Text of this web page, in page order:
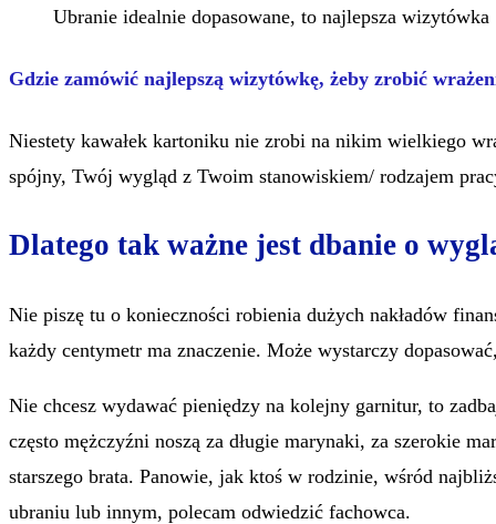
Ubranie idealnie dopasowane, to najlepsza wizytówka
Gdzie zamówić najlepszą wizytówkę, żeby zrobić
Niestety kawałek kartoniku nie zrobi na nikim wielkiego
spójny, Twój wygląd z Twoim stanowiskiem/ rodzajem
Dlatego tak ważne jest dbanie o
Nie piszę tu o konieczności robienia dużych nakładów
każdy centymetr ma znaczenie. Może wystarczy
Nie chcesz wydawać pieniędzy na kolejny garnitur, to
często mężczyźni noszą za długie marynaki, za szerokie
starszego brata. Panowie, jak ktoś w rodzinie, wśród
ubraniu lub innym, polecam odwiedzić fachowca.